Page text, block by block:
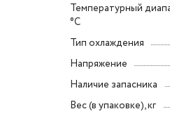
Температурный
°C
Тип охлаждения
Напряжение
Наличие запасника
Вес (в упаковке), кг